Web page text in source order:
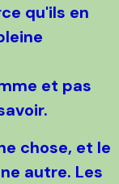
qu'ils en
et pas
chose, et le
autre. Les